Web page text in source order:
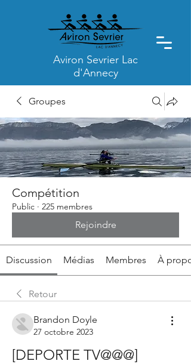
Aviron Sevrier Lac
d'Annecy
Groupes
Compétition
Public · 225 membres
Rejoindre
Discussion Médias Membres À
Retour
Brandon Doyle
27 octobre 2023
[DEPORTE TV@@@]